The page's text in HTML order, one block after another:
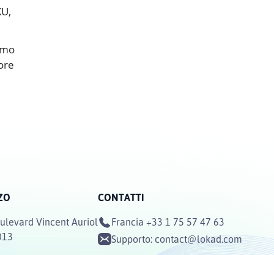
Vincent Auriol
CONTATTI
Francia +33 1 75 57 47 63
Supporto: contact@lokad.com